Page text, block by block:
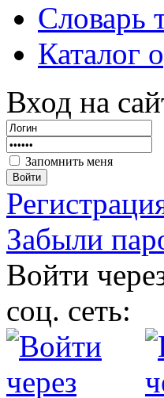
Словарь
Каталог
Вход на
Запомнить меня
Войти
Забыли
Войти
соц. сеть: